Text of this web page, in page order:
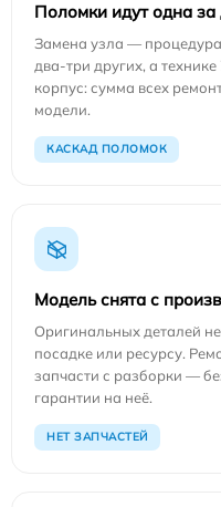
Поломки идут одна за
Замена узла —
два-три других, а
корпус: сумма всех
модели.
КАСКАД ПОЛОМОК
Модель снята с
Оригинальных деталей
посадке или ресурсу.
запчасти с разборки —
гарантии на неё.
НЕТ ЗАПЧАСТЕЙ